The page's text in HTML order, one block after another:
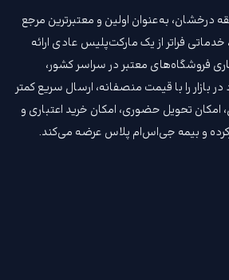
سال سابقه درخشان، به‌عنوان اولین و معتبرترین مرجع
فراتر از یک مارکت‌پلیس عادی ارائه
فروشگاه‌های معتبر در سراسر کشور،
را با قیمت‌ منصفانه، ارسال سریع کمتر
امکان تحویل حضوری، امکان خرید اعتباری و
و بیمه جی‌اس‌ام‌ پلاس عرضه می‌کند.